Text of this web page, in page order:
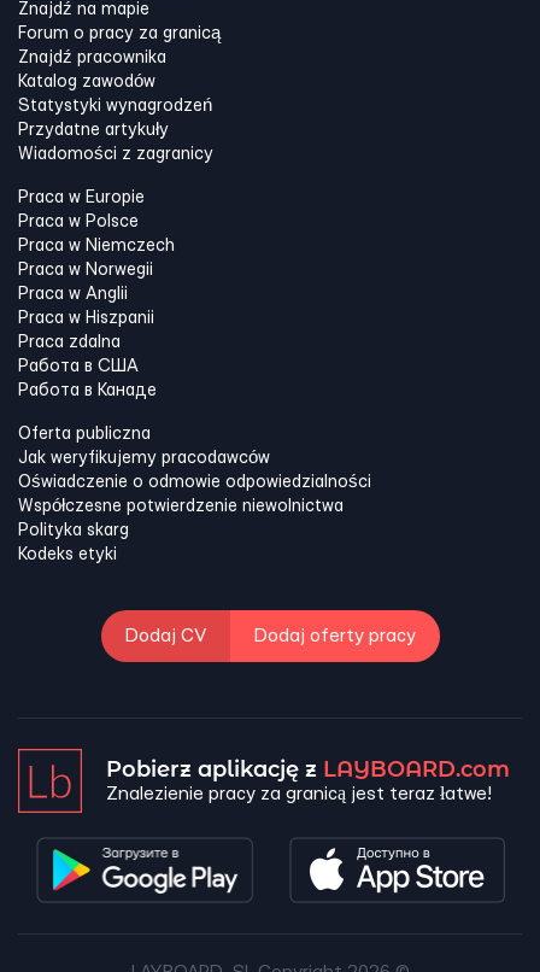
Znajdź na mapie
Forum o pracy za granicą
Znajdź pracownika
Katalog zawodów
Statystyki wynagrodzeń
Przydatne artykuły
Wiadomości z zagranicy
Praca w Europie
Praca w Polsce
Praca w Niemczech
Praca w Norwegii
Praca w Anglii
Praca w Hiszpanii
Praca zdalna
Работа в США
Работа в Канадe
Oferta publiczna
Jak weryfikujemy pracodawców
Oświadczenie o odmowie odpowiedzialności
Współczesne potwierdzenie niewolnictwa
Polityka skarg
Kodeks etyki
Dodaj CV Dodaj oferty pracy
Pobierz aplikację z LAYBOARD.com
Znalezienie pracy za granicą jest teraz łatwe!